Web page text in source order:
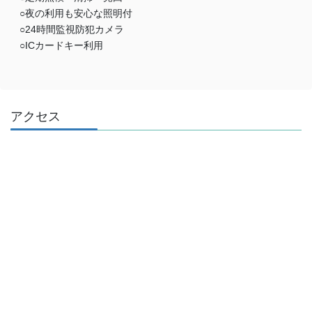
○夜の利用も安心な照明付
○24時間監視防犯カメラ
○ICカードキー利用
アクセス